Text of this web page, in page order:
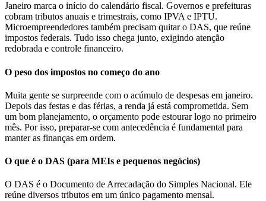
Janeiro marca o início do calendário fiscal. Governos e prefeituras
cobram tributos anuais e trimestrais, como IPVA e IPTU.
Microempreendedores também precisam quitar o DAS, que reúne
impostos federais. Tudo isso chega junto, exigindo atenção
redobrada e controle financeiro.
O peso dos impostos no começo do ano
Muita gente se surpreende com o acúmulo de despesas em janeiro.
Depois das festas e das férias, a renda já está comprometida. Sem
um bom planejamento, o orçamento pode estourar logo no primeiro
mês. Por isso, preparar-se com antecedência é fundamental para
manter as finanças em ordem.
O que é o DAS (para MEIs e pequenos negócios)
O DAS é o Documento de Arrecadação do Simples Nacional. Ele
reúne diversos tributos em um único pagamento mensal.